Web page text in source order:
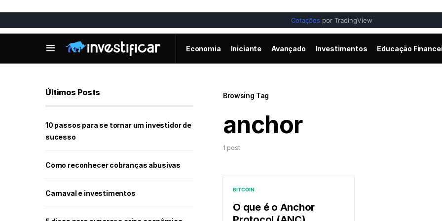
Cotações por TradingView
Economia Iniciante Avançado Investimentos Educação
Browsing Tag
anchor
1 post
BITCOIN
O que é o Anchor
Últimos Posts
10 passos para se tornar um investidor de
sucesso
Como reconhecer cobranças abusivas
Carnaval e investimentos